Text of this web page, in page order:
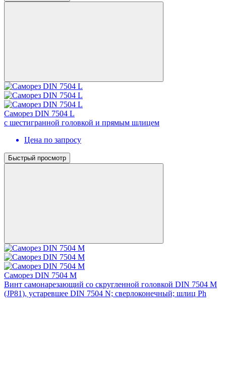
Саморез DIN 7504 L
с шестигранной головкой и прямым шлицем
Цена по запросу
Быстрый просмотр
Саморез DIN 7504 M
Винт самонарезающий со скругленной головкой DIN 7504 М
(JP81), устаревшее DIN 7504 N; сверлоконечный; шлиц Ph